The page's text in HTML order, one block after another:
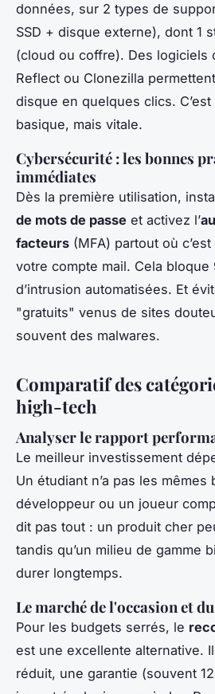
données, sur 2 types de
SSD + disque externe), dont 1
(cloud ou coffre). Des logiciels
Reflect ou Clonezilla
disque en quelques clics.
basique, mais vitale.
Cybersécurité : les bonnes
immédiates
Dès la première utilisation,
de mots de passe et activez l’
facteurs (MFA) partout où
votre compte mail. Cela
d’intrusion automatisées. Et
"gratuits" venus de sites
souvent des malwares.
Comparatif des
high-tech
Analyser le rapport
Le meilleur investissement
Un étudiant n’a pas les mêmes
développeur ou un joueur
dit pas tout : un produit cher
tandis qu’un milieu de gamme
durer longtemps.
Le marché de l'occasion et
Pour les budgets serrés, le
est une excellente alternative.
réduit, une garantie (souvent